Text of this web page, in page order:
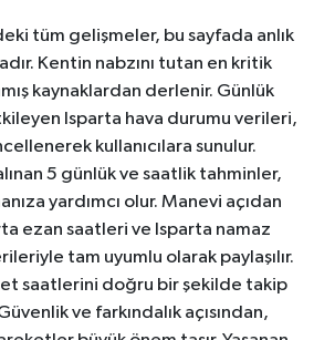
tüm gelişmeler, bu sayfada anlık
Kentin nabzını tutan en kritik
kaynaklardan derlenir. Günlük
Isparta hava durumu verileri,
kullanıcılara sunulur.
5 günlük ve saatlik tahminler,
yardımcı olur. Manevi açıdan
ezan saatleri ve Isparta namaz
tam uyumlu olarak paylaşılır.
saatlerini doğru bir şekilde takip
ve farkındalık açısından,